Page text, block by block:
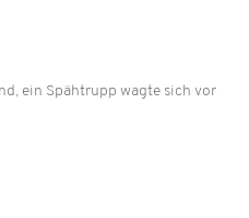
ein Spähtrupp wagte sich vor